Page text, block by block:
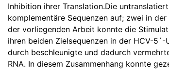
Inhibition ihrer Translation.Die
komplementäre Sequenzen auf; zwei in
der vorliegenden Arbeit konnte die
ihren beiden Zielsequenzen in der HCV-
durch beschleunigte und dadurch
RNA. In diesem Zusammenhang konnte